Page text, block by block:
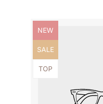
Produktbezeichnung:
NEW
Produktbezeichnung:
SALE
Produktbezeichnung:
TOP